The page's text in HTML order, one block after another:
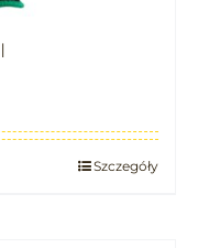
Szczegóły